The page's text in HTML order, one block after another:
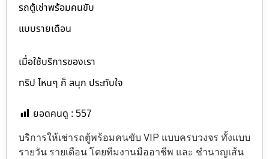
รถตู้เช่าพร้อมคนขับ
แบบรายเดือน
เมื่อใช้บริการของเรา
ทริป ไหนๆ ก็ สนุก ประทับใจ
ยอดคนดู : 557
บริการให้เช่ารถตู้พร้อมคนขับ VIP แบบครบวงจร ทั้งแบบ
รายวัน รายเดือน โดยทีมงานมืออาชีพ และ ชำนาญเส้น